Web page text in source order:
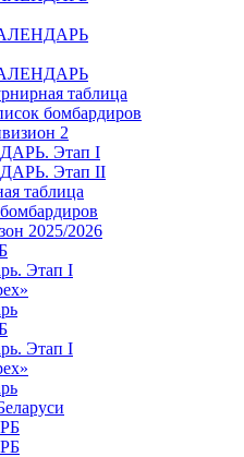
таблица
бомбардиров
2
Этап I
Этап II
таблица
2025/2026
Этап I
Этап I